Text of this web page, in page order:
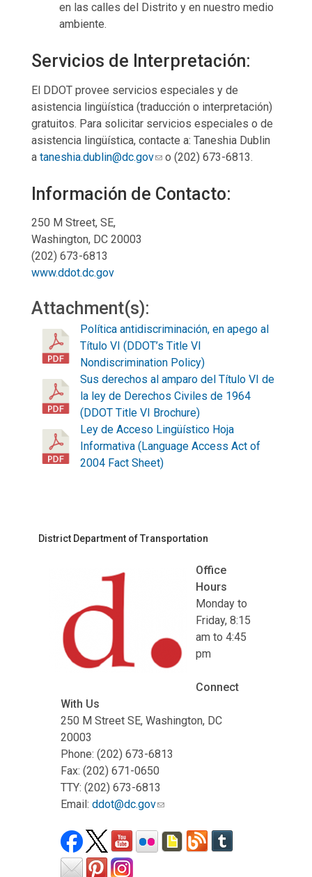
en las calles del Distrito y en nuestro medio
ambiente.
Servicios de Interpretación:
El DDOT provee servicios especiales y de
asistencia lingüística (traducción o interpretación)
gratuitos. Para solicitar servicios especiales o de
asistencia lingüística, contacte a: Taneshia Dublin
a taneshia.dublin@dc.gov o (202) 673-6813.
Información de Contacto:
250 M Street, SE,
Washington, DC 20003
(202) 673-6813
www.ddot.dc.gov
Attachment(s):
Política antidiscriminación, en apego al
Título VI (DDOT’s Title VI
Nondiscrimination Policy)
Sus derechos al amparo del Título VI de
la ley de Derechos Civiles de 1964
(DDOT Title VI Brochure)
Ley de Acceso Lingüístico Hoja
Informativa (Language Access Act of
2004 Fact Sheet)
District Department of Transportation
Office
Hours
Monday to
Friday, 8:15
am to 4:45
pm
Connect
With Us
250 M Street SE, Washington, DC
20003
Phone: (202) 673-6813
Fax: (202) 671-0650
TTY: (202) 673-6813
Email: ddot@dc.gov